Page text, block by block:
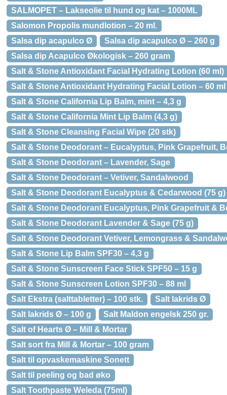
SALMOPET – Lakseolie til hund og kat – 1000ML
Salomon Propolis mundlotion – 20 ml.
Salsa dip acapulco Ø
Salsa dip acapulco Ø – 260 g
Salsa dip Acapulco Økologisk – 260 gram
Salt & Stone Antioxidant Facial Hydrating Lotion (60 ml)
Salt & Stone Antioxidant Hydrating Facial Lotion – 60 ml
Salt & Stone California Lip Balm, mint – 4,3 g
Salt & Stone California Mint Lip Balm (4,3 g)
Salt & Stone Cleansing Facial Wipe (20 stk)
Salt & Stone Deodorant – Eucalyptus, Pink Grapefruit,
Salt & Stone Deodorant – Lavender, Sage
Salt & Stone Deodorant – Vetiver, Sandalwood
Salt & Stone Deodorant Eucalyptus & Cedarwood (75 g)
Salt & Stone Deodorant Eucalyptus, Pink Grapefruit &
Salt & Stone Deodorant Lavender & Sage (75 g)
Salt & Stone Deodorant Vetiver, Lemongrass &
Salt & Stone Lip Balm SPF30 – 4,3 g
Salt & Stone Sunscreen Face Stick SPF50 – 15 g
Salt & Stone Sunscreen Lotion SPF30 – 88 ml
Salt Ekstra (salttabletter) – 100 stk.
Salt lakrids Ø
Salt lakrids Ø – 100 g
Salt Maldon engelsk 250 gr.
Salt of Hearts Ø – Mill & Mortar
Salt sort fra Mill & Mortar – 100 gram
Salt til opvaskemaskine Sonett
Salt til peeling og bad øko
Salt Toothpaste Weleda (75ml)